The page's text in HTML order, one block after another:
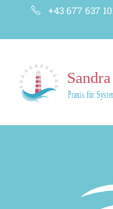
+43 677 637